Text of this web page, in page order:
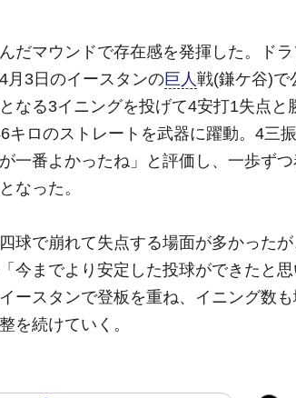
だマウンドで存在感を発揮した。ドラ
月3日のイースタンの巨人 戦(鎌ケ谷)で
なる3イニングを投げて4安打1失点と
キロのストレートを武器に躍動。4三
一番よかったね」と評価し、一歩ず
なった。
球で崩れて失点する場面が多かった
今までより安定した投球ができたと
ースタンで登板を重ね、イニング数
を続けていく。